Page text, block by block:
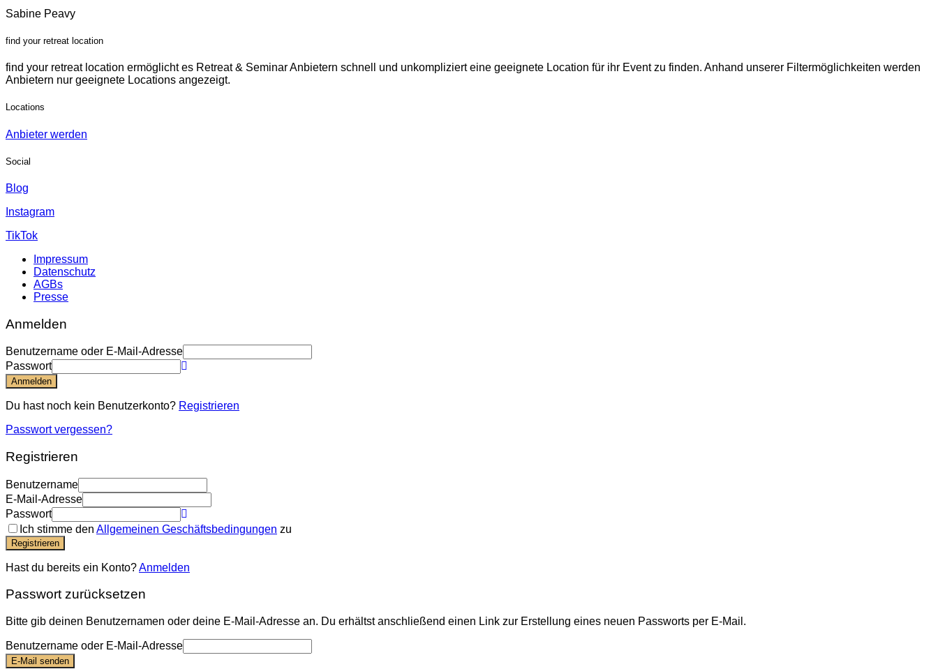
Sabine Peavy
find your retreat location
find your retreat location ermöglicht es Retreat & Seminar Anbietern schnell und unkompliziert eine geeignete Location für ihr Event zu finden. Anhand unserer Filtermöglichkeiten werden
Anbietern nur geeignete Locations angezeigt.
Locations
Anbieter werden
Social
Blog
Instagram
TikTok
Impressum
Datenschutz
AGBs
Presse
Anmelden
Benutzername oder E-Mail-Adresse
Passwort
Anmelden
Du hast noch kein Benutzerkonto? Registrieren
Passwort vergessen?
Registrieren
Benutzername
E-Mail-Adresse
Passwort
Ich stimme den Allgemeinen Geschäftsbedingungen zu
Registrieren
Hast du bereits ein Konto?Anmelden
Passwort zurücksetzen
Bitte gib deinen Benutzernamen oder deine E-Mail-Adresse an. Du erhältst anschließend einen Link zur Erstellung eines neuen Passworts per E-Mail.
Benutzername oder E-Mail-Adresse
E-Mail senden